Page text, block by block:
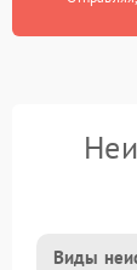
Виды